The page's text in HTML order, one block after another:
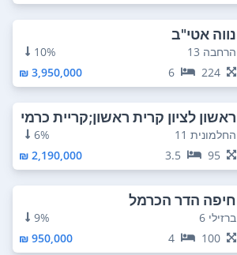
נווה אטי"ב
הרחבה 13
10%
224
6
3,950,000 ₪
ראשון לציון קרית ראשון;קריית כרמי
ם
החלמונית 11
6%
95
3.5
2,190,000 ₪
חיפה הדר הכרמל
ברזילי 6
9%
100
4
950,000 ₪